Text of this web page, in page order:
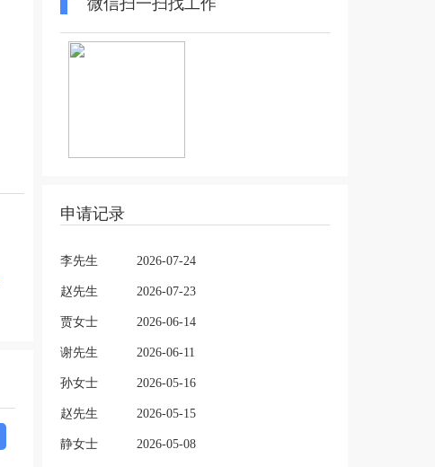
微信扫一扫找工作
申请记录
李先生 2026-07-24
赵先生 2026-07-23
贾女士 2026-06-14
谢先生 2026-06-11
孙女士 2026-05-16
赵先生 2026-05-15
静女士 2026-05-08